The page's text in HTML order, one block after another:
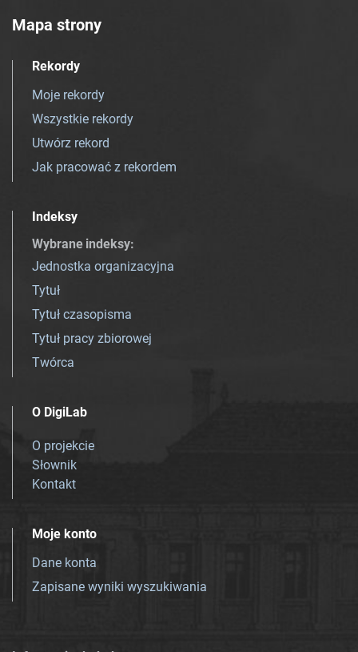
Mapa strony
Rekordy
Moje rekordy
Wszystkie rekordy
Utwórz rekord
Jak pracować z rekordem
Indeksy
Wybrane indeksy:
Jednostka organizacyjna
Tytuł
Tytuł czasopisma
Tytuł pracy zbiorowej
Twórca
O DigiLab
O projekcie
Słownik
Kontakt
Moje konto
Dane konta
Zapisane wyniki wyszukiwania